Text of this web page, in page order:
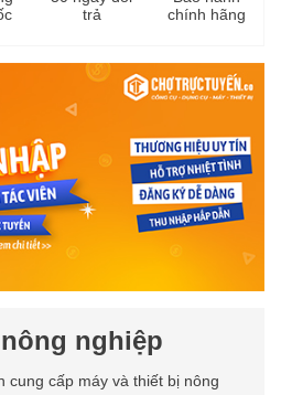
trả
chính hãng
nghiệp
cung cấp máy và thiết bị nông